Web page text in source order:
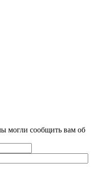
могли сообщить вам об